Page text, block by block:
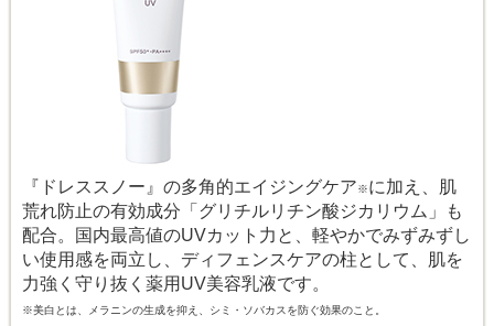
『ドレススノー』の多角的エイジングケア※に加え、肌
荒れ防止の有効成分「グリチルリチン酸ジカリウム」も
配合。国内最高値のUVカット力と、軽やかでみずみずし
い使用感を両立し、ディフェンスケアの柱として、肌を
力強く守り抜く薬用UV美容乳液です。
※美白とは、メラニンの生成を抑え、シミ・ソバカスを防ぐ効果のこと。